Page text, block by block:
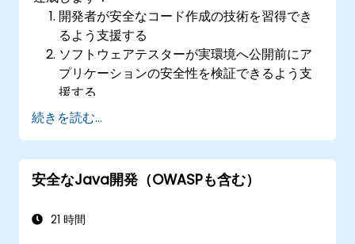
開発者が安全なコード作成の技術を習得でき
るよう支援する
ソフトウェアテスターが実環境へ公開前にア
プリケーションの安全性を検証できるよう支
援する
ソフトウェアアーキテクトがアプリケーショ
ンに潜むリスクを理解できるよう支援する
基準を設定できるよう支援する
ウェブマスターが誤ったサーバー設定を防ぐ
する
続きを読む...
安全なJava開発（OWASPも含む）
21 時間